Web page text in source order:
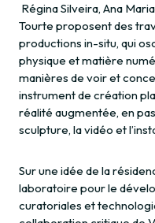
Régina Silveira, Ana
Tourte proposent des
productions in-situ, qui
physique et matière
manières de voir et
instrument de création
réalité augmentée, en
sculpture, la vidéo et
Sur une idée de la
laboratoire pour le
curatoriales et